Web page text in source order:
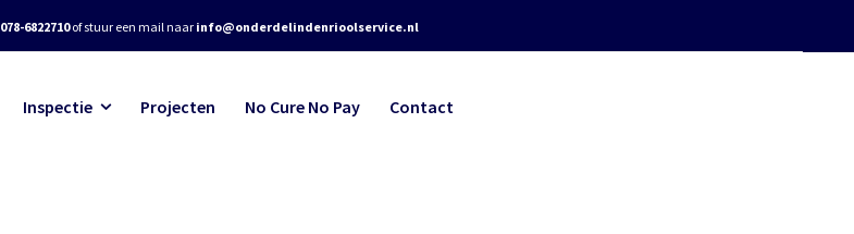
078-6822710of stuur een mail naar info@onderdelindenrioolservice.nl
Inspectie Projecten No Cure No Pay Contact